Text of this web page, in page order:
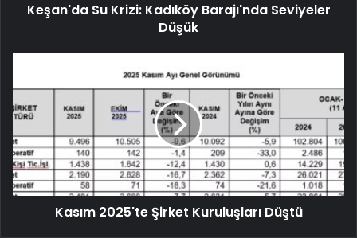
Keşan'da Su Krizi: Kadıköy Barajı'nda Seviyeler
Düşük
Kasım 2025'te Şirket Kuruluşları Düştü